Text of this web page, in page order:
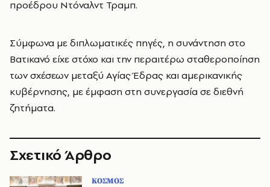
προέδρου Ντόναλντ Τραμπ.
Σύμφωνα με διπλωματικές πηγές, η συνάντηση στο
Βατικανό είχε στόχο και την περαιτέρω σταθεροποίηση
των σχέσεων μεταξύ Αγίας Έδρας και αμερικανικής
κυβέρνησης, με έμφαση στη συνεργασία σε διεθνή
ζητήματα.
Σχετικό Άρθρο
ΚΟΣΜΟΣ